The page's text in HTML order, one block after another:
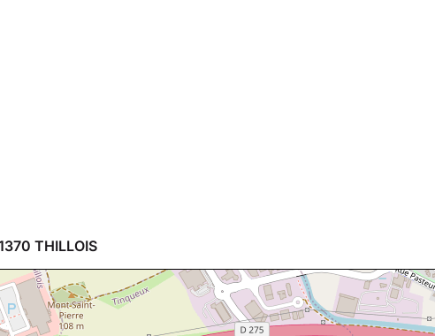
THILLOIS